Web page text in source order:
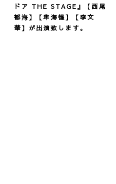
ドア THE STAGE』
【西尾
郁海】【隼海惺】【李文
華】が出演致します。